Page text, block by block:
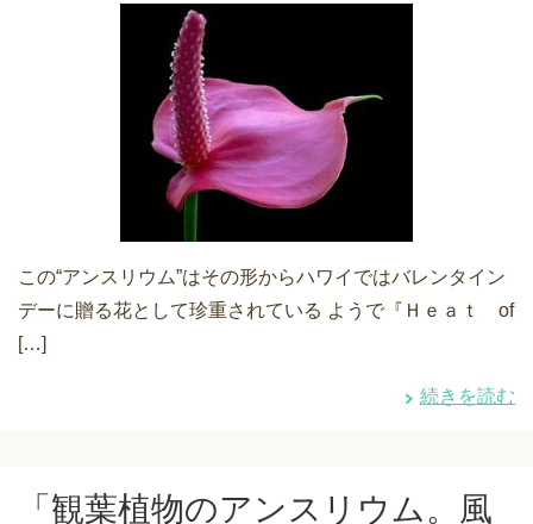
この“アンスリウム”はその形からハワイではバレンタイン
デーに贈る花として珍重されている ようで『Ｈｅａｔ of
[…]
続きを読む
「観葉植物のアンスリウム。風